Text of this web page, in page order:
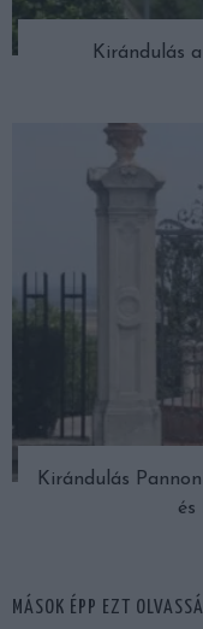
Kirándulás
Kirándulás
és
MÁSOK ÉPP EZT